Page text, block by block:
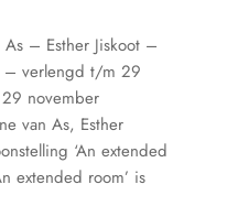
As – Esther Jiskoot –
– verlengd t/m 29
november
van As, Esther
‘An extended
extended room’ is